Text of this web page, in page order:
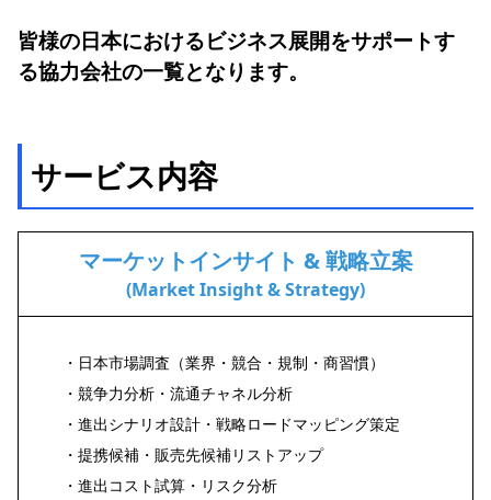
皆様の日本におけるビジネス展開をサポートす
る協力会社の一覧となります。
サービス内容
マーケットインサイト & 戦略立案
(Market Insight & Strategy)
・日本市場調査（業界・競合・規制・商習慣）
・競争力分析・流通チャネル分析
・進出シナリオ設計・戦略ロードマッピング策定
・提携候補・販売先候補リストアップ
・進出コスト試算・リスク分析